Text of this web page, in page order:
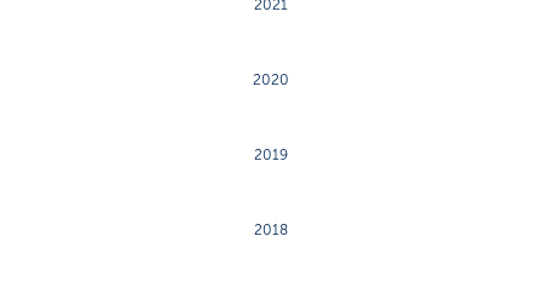
2021
2020
2019
2018